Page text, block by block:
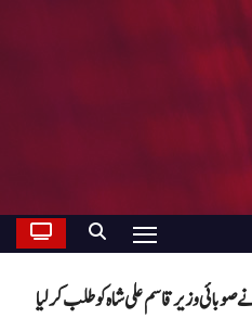
وزیر قاسم علی شاہ کو طلب کرلیا